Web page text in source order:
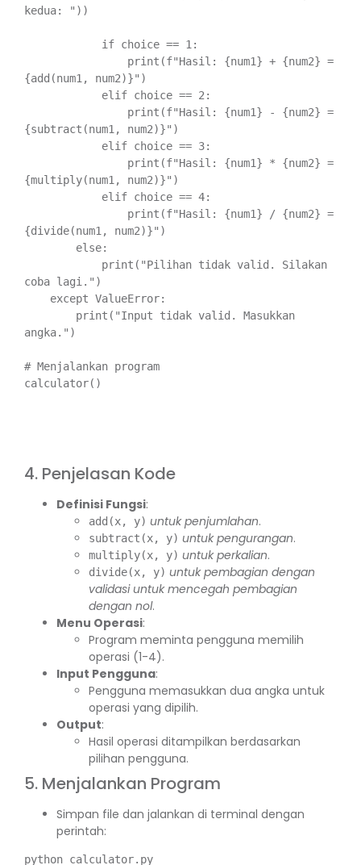
kedua: "))
{add(num1, num2)}")
{subtract(num1, num2)}")
{multiply(num1, num2)}")
{divide(num1, num2)}")
coba lagi.")
angka.")
# Menjalankan program
calculator()
4. Penjelasan Kode
Definisi Fungsi:
add(x, y) untuk penjumlahan.
subtract(x, y) untuk pengurangan.
multiply(x, y) untuk perkalian.
divide(x, y) untuk pembagian dengan
validasi untuk mencegah pembagian
dengan nol.
Menu Operasi:
Program meminta pengguna memilih
operasi (1-4).
Input Pengguna:
Pengguna memasukkan dua angka untuk
operasi yang dipilih.
Output:
Hasil operasi ditampilkan berdasarkan
pilihan pengguna.
5. Menjalankan Program
Simpan file dan jalankan di terminal dengan
perintah: